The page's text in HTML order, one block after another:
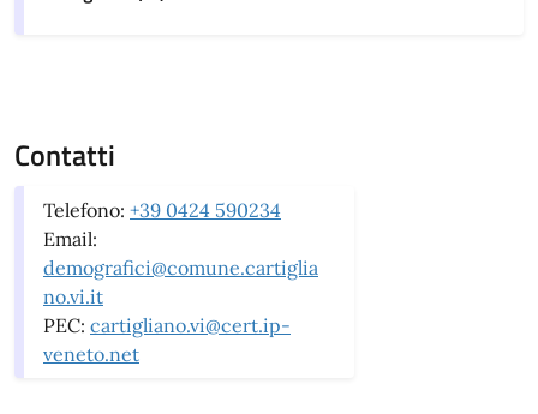
Contatti
Telefono: +39 0424 590234
Email:
demografici@comune.cartiglia
no.vi.it
PEC: cartigliano.vi@cert.ip-
veneto.net